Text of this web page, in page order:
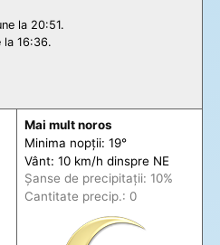
la 20:51.
la 16:36.
Mai mult noros
Minima nopții: 19°
Vânt: 10 km/h dinspre NE
Șanse de precipitații: 10%
Cantitate precip.: 0